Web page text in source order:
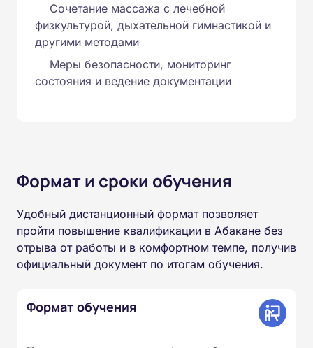
Сочетание массажа с лечебной
физкультурой, дыхательной гимнастикой и
другими методами
Меры безопасности, мониторинг
состояния и ведение документации
Формат и сроки обучения
Удобный дистанционный формат позволяет
пройти повышение квалификации в Абакане без
отрыва от работы и в комфортном темпе, получив
официальный документ по итогам обучения.
Формат обучения